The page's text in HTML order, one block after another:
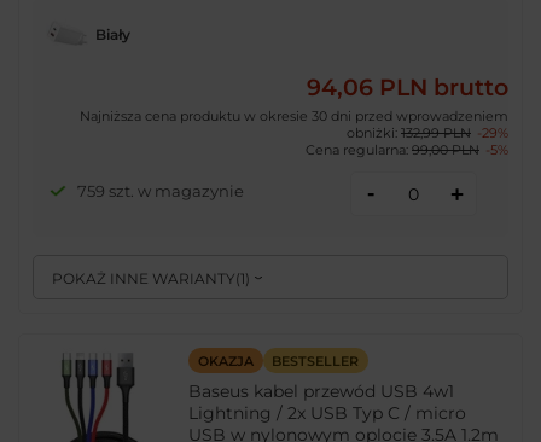
POKAŻ INNE WARIANTY( 1)
Biały
94,06 PLN brutto
Najniższa cena produktu w okresie 30 dni przed wprowadzeniem
obniżki: 132,99 PLN -29%
Cena regularna: 99,00 PLN -5%
759 szt. w magazynie - +
OKAZJA BESTSELLER
Baseus kabel przewód USB 4w1
Lightning / 2x USB Typ C / micro
USB w nylonowym oplocie 3.5A 1.2m